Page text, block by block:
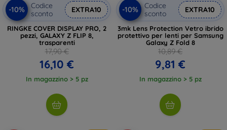
-10%
Codice
sconto
EXTRA10
RINGKE COVER DISPLAY PRO, 2
pezzi, GALAXY Z FLIP 8,
trasparenti
17,90 €
16,10 €
In magazzino > 5 pz
-10%
Codice
sconto
EXTRA10
3mk Lens Protection Vetro ibrido
protettivo per lenti per Samsung
Galaxy Z Fold 8
10,89 €
9,81 €
In magazzino > 5 pz